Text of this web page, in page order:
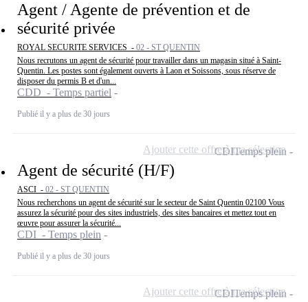
Agent / Agente de prévention et de
sécurité privée
ROYAL SECURITE SERVICES - 02 - ST QUENTIN
Nous recrutons un agent de sécurité pour travailler dans un magasin situé à Saint-
Quentin. Les postes sont également ouverts à Laon et Soissons, sous réserve de
disposer du permis B et d'un...
CDD - Temps partiel
Publié il y a plus de 30 jours
Agent de sécurité (H/F)
ASCI - 02 - ST QUENTIN
Nous recherchons un agent de sécurité sur le secteur de Saint Quentin 02100 Vous
assurez la sécurité pour des sites industriels, des sites bancaires et mettez tout en
œuvre pour assurer la sécurité...
CDI - Temps plein
Publié il y a plus de 30 jours
CDITemps plein
Ajouter cette offre à ma sélection
CDITemps plein
Ajouter cette offre à ma sélection